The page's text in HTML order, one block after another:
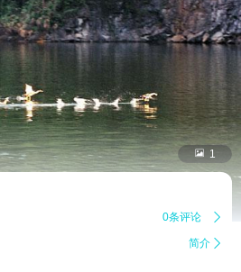
 1
0条评论 
简介 